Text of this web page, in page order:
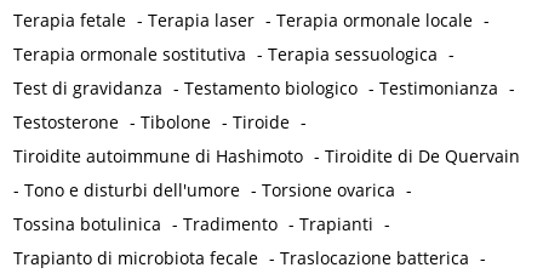
Terapia fetale -Terapia laser -Terapia ormonale locale -
Terapia ormonale sostitutiva -Terapia sessuologica -
Test di gravidanza -Testamento biologico -Testimonianza -
Testosterone -Tibolone -Tiroide -
Tiroidite autoimmune di Hashimoto -Tiroidite di De Quervain
-Tono e disturbi dell'umore -Torsione ovarica -
Tossina botulinica -Tradimento -Trapianti -
Trapianto di microbiota fecale -Traslocazione batterica -